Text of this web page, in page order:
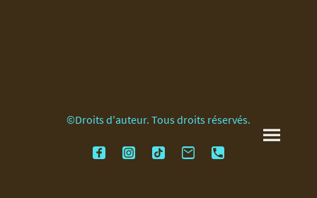
©Droits d'auteur. Tous droits réservés.